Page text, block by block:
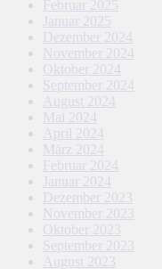
Februar 2025
Januar 2025
Dezember 2024
November 2024
Oktober 2024
September 2024
August 2024
Mai 2024
April 2024
März 2024
Februar 2024
Januar 2024
Dezember 2023
November 2023
Oktober 2023
September 2023
August 2023